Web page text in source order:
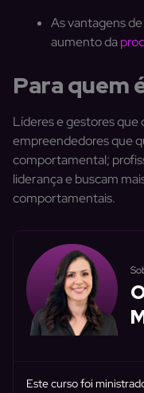
As vantagens
aumento da
Para quem
Líderes e gestores que
empreendedores que
comportamental;
liderança e buscam
comportamentais.
Este curso foi